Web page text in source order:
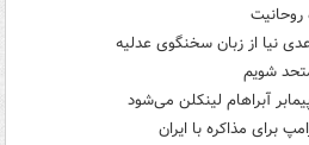
روحانیت
نیا از زبان سخنگوی عدلیه
شویم
آبراهام لینکلن می‌شود
برای مذاکره با ایران